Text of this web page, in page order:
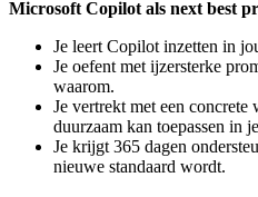
Microsoft Copilot als next best
Je leert Copilot inzetten in
Je oefent met ijzersterke
waarom.
Je vertrekt met een
duurzaam kan toepassen in
Je krijgt 365 dagen
nieuwe standaard wordt.